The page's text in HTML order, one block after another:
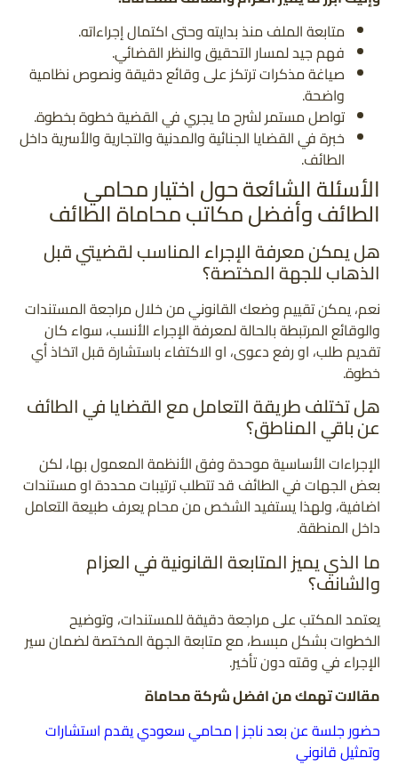
متابعة الملف منذ بدايته وحتى اكتمال إجراءاته.
فهم جيد لمسار التحقيق والنظر القضائي.
صياغة مذكرات ترتكز على وقائع دقيقة ونصوص نظامية
واضحة.
تواصل مستمر لشرح ما يجري في القضية خطوة بخطوة.
خبرة في القضايا الجنائية والمدنية والتجارية والأسرية داخل
الطائف.
الأسئلة الشائعة حول اختيار محامي
الطائف وأفضل مكاتب محاماة الطائف
هل يمكن معرفة الإجراء المناسب لقضيتي قبل
الذهاب للجهة المختصة؟
نعم، يمكن تقييم وضعك القانوني من خلال مراجعة المستندات
والوقائع المرتبطة بالحالة لمعرفة الإجراء الأنسب، سواء كان
تقديم طلب، او رفع دعوى، او الاكتفاء باستشارة قبل اتخاذ أي
خطوة.
هل تختلف طريقة التعامل مع القضايا في الطائف
عن باقي المناطق؟
الإجراءات الأساسية موحدة وفق الأنظمة المعمول بها، لكن
بعض الجهات في الطائف قد تتطلب ترتيبات محددة او مستندات
اضافية، ولهذا يستفيد الشخص من محام يعرف طبيعة التعامل
داخل المنطقة.
ما الذي يميز المتابعة القانونية في العزام
والشانف؟
يعتمد المكتب على مراجعة دقيقة للمستندات، وتوضيح
الخطوات بشكل مبسط، مع متابعة الجهة المختصة لضمان سير
الإجراء في وقته دون تأخير.
مقالات تهمك من افضل شركة محاماة
حضور جلسة عن بعد ناجز | محامي سعودي يقدم استشارات
وتمثيل قانوني